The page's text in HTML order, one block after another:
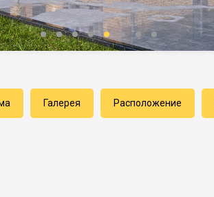
Галерея Расположение